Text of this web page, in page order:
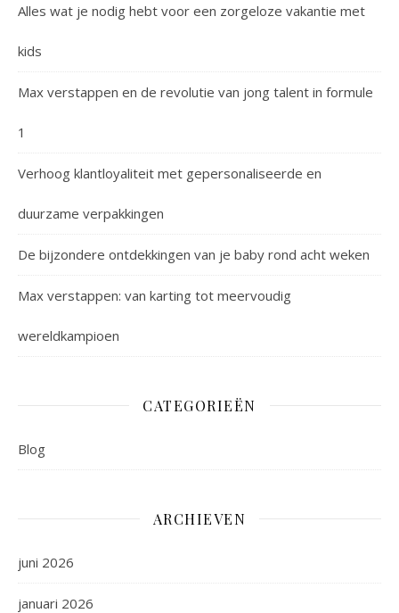
Alles wat je nodig hebt voor een zorgeloze vakantie met
kids
Max verstappen en de revolutie van jong talent in formule
1
Verhoog klantloyaliteit met gepersonaliseerde en
duurzame verpakkingen
De bijzondere ontdekkingen van je baby rond acht weken
Max verstappen: van karting tot meervoudig
wereldkampioen
CATEGORIEËN
Blog
ARCHIEVEN
juni 2026
januari 2026